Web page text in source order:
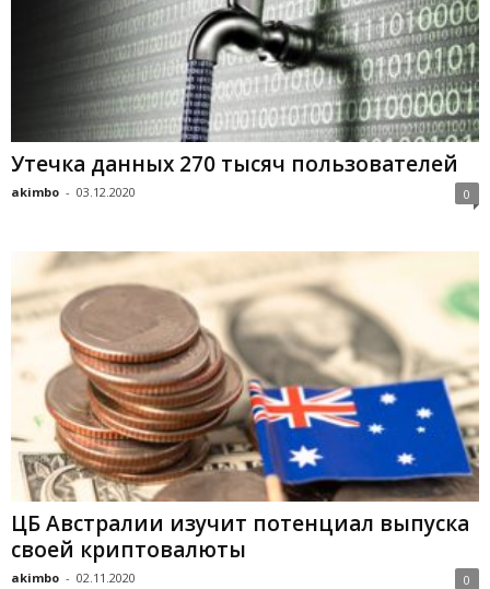
Утечка данных 270 тысяч пользователей
akimbo - 03.12.2020 0
ЦБ Австралии изучит потенциал выпуска
своей криптовалюты
akimbo - 02.11.2020 0